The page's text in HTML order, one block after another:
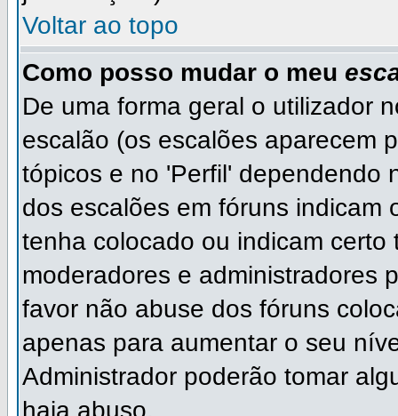
Voltar ao topo
Como posso mudar o meu
De uma forma geral o utilizador
escalão (os escalões aparecem
tópicos e no 'Perfil' dependendo
dos escalões em fóruns indicam
tenha colocado ou indicam
moderadores e administradores
favor não abuse dos fóruns
apenas para aumentar o seu
Administrador poderão tomar
haja abuso.